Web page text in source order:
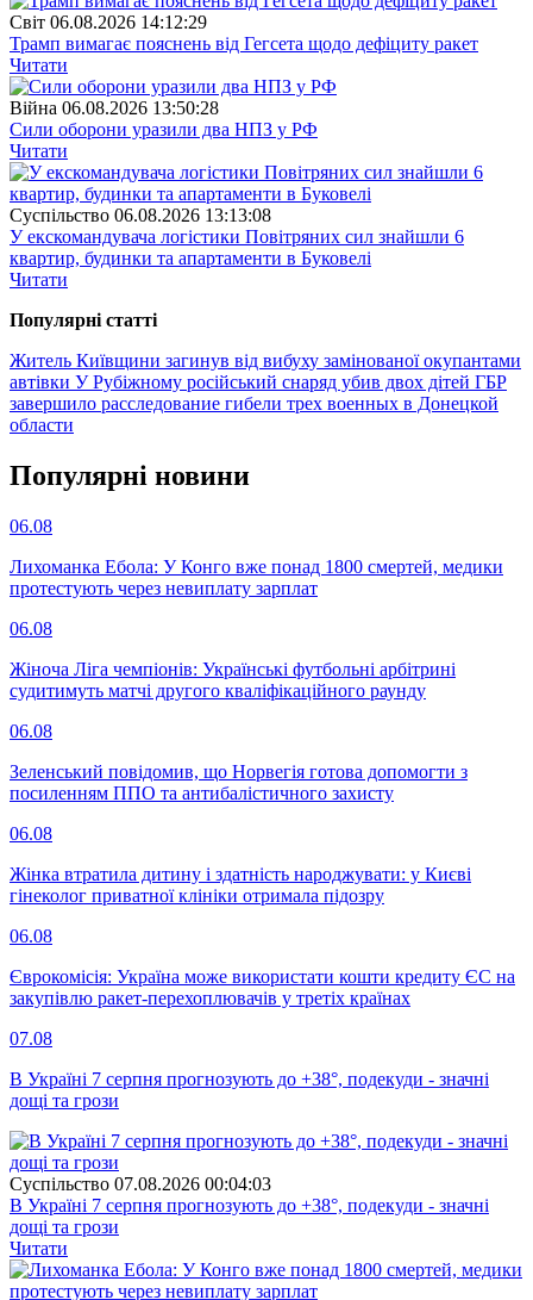
Свiт 06.08.2026 14:12:29
Трамп вимагає пояснень від Гегсета щодо дефіциту ракет
Читати
Війна 06.08.2026 13:50:28
Сили оборони уразили два НПЗ у РФ
Читати
Суспiльство 06.08.2026 13:13:08
У екскомандувача логістики Повітряних сил знайшли 6
квартир, будинки та апартаменти в Буковелі
Читати
Популярнi статтi
Житель Київщини загинув від вибуху замінованої окупантами
автівки У Рубіжному російський снаряд убив двох дітей ГБР
завершило расследование гибели трех военных в Донецкой
области
Популярнi новини
06.08
Лихоманка Ебола: У Конго вже понад 1800 смертей, медики
протестують через невиплату зарплат
06.08
Жіноча Ліга чемпіонів: Українські футбольні арбітрині
судитимуть матчі другого кваліфікаційного раунду
06.08
Зеленський повідомив, що Норвегія готова допомогти з
посиленням ППО та антибалістичного захисту
06.08
Жінка втратила дитину і здатність народжувати: у Києві
гінеколог приватної клініки отримала підозру
06.08
Єврокомісія: Україна може використати кошти кредиту ЄС на
закупівлю ракет-перехоплювачів у третіх країнах
07.08
В Україні 7 серпня прогнозують до +38°, подекуди - значні
дощі та грози
Суспiльство 07.08.2026 00:04:03
В Україні 7 серпня прогнозують до +38°, подекуди - значні
дощі та грози
Читати